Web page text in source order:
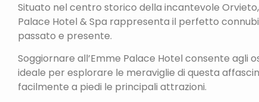
Situato nel centro storico della incantevole
Palace Hotel & Spa rappresenta il perfetto
passato e presente.
Soggiornare all’Emme Palace Hotel consente agli
ideale per esplorare le meraviglie di questa
facilmente a piedi le principali attrazioni.